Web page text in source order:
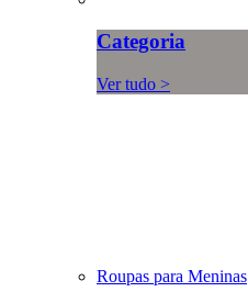
Categoria
Ver tudo >
Roupas para Meninas